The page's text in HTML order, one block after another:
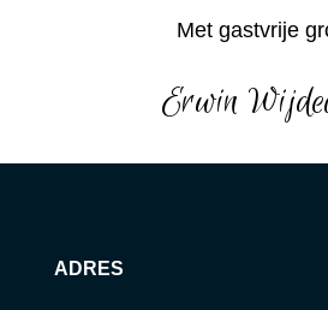
Met gastvrije
Erwin
ADRES